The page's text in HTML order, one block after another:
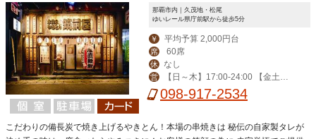
那覇市内｜久茂地・松尾
ゆいレール県庁前駅から徒歩5分
￥ 平均予算 2,000円台
席 60席
休 なし
営
【日～木】17:00-24:00 【金土祝
前日】-翌3:00 ※2019年2月より営業
098-917-2534
こだわりの備長炭で焼き上げるやきとん！本場の串焼きは 秘伝の自家製タレが